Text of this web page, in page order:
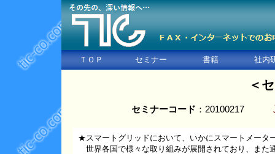
ＴＯＰ セミナー 書籍 社内
＜
セミナーコード ：20100217
★スマートグリッドにおいて、いかにスマートメータ
世界各国で様々な取り組みが展開されており、また